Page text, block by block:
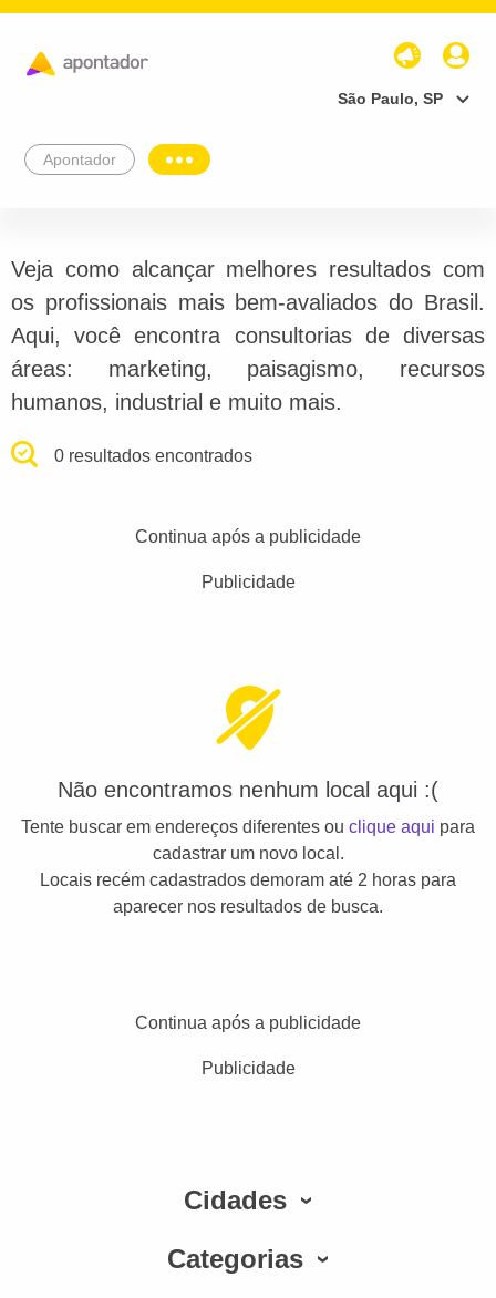
São Paulo, SP
Apontador
Veja como alcançar melhores resultados com
os profissionais mais bem-avaliados do Brasil.
Aqui, você encontra consultorias de diversas
áreas: marketing, paisagismo, recursos
humanos, industrial e muito mais.
0 resultados encontrados
Continua após a publicidade
Publicidade
Não encontramos nenhum local aqui :(
Tente buscar em endereços diferentes ou clique aqui para
cadastrar um novo local.
Locais recém cadastrados demoram até 2 horas para
aparecer nos resultados de busca.
Continua após a publicidade
Publicidade
Cidades
Categorias